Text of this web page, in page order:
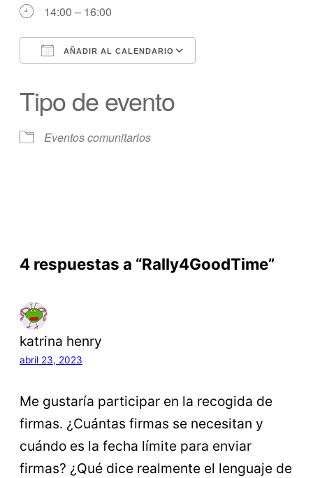
14:00 – 16:00
AÑADIR AL CALENDARIO
Tipo de evento
Eventos comunitarios
4 respuestas a “Rally4GoodTime”
katrina henry
abril 23, 2023
Me gustaría participar en la recogida de
firmas. ¿Cuántas firmas se necesitan y
cuándo es la fecha límite para enviar
firmas? ¿Qué dice realmente el lenguaje de